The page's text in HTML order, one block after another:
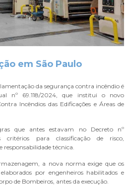
em São Paulo
da segurança contra incêndio é
nº 69.118/2024, que institui o novo
Incêndios das Edificações e Áreas de
que antes estavam no Decreto nº
critérios para classificação de risco,
técnica.
a nova norma exige que os
por engenheiros habilitados e
de Bombeiros, antes da execução.